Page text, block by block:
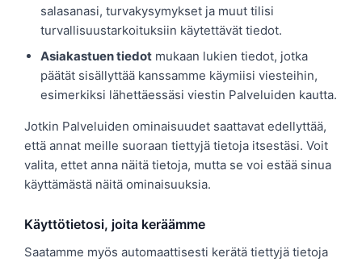
salasanasi, turvakysymykset ja muut tilisi
turvallisuustarkoituksiin käytettävät tiedot.
Asiakastuen tiedot mukaan lukien tiedot, jotka
päätät sisällyttää kanssamme käymiisi viesteihin,
esimerkiksi lähettäessäsi viestin Palveluiden kautta.
Jotkin Palveluiden ominaisuudet saattavat edellyttää,
että annat meille suoraan tiettyjä tietoja itsestäsi. Voit
valita, ettet anna näitä tietoja, mutta se voi estää sinua
käyttämästä näitä ominaisuuksia.
Käyttötietosi, joita keräämme
Saatamme myös automaattisesti kerätä tiettyjä tietoja